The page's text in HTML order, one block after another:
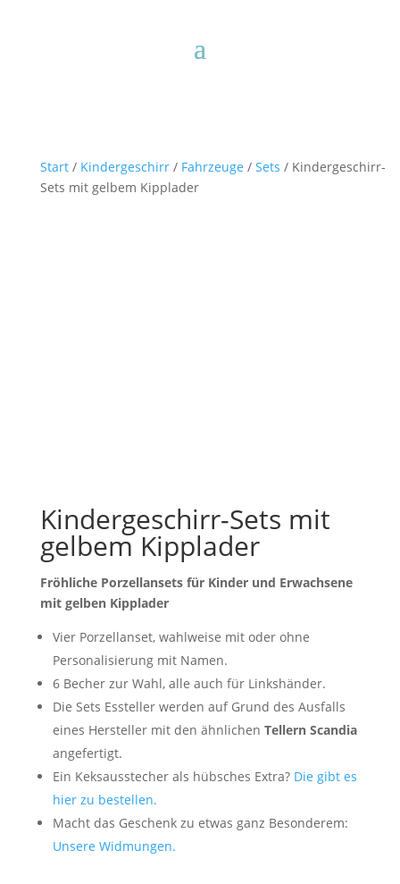
Start/ Kindergeschirr/ Fahrzeuge / Sets / Kindergeschirr-
Sets mit gelbem Kipplader
Kindergeschirr-Sets mit
gelbem Kipplader
Fröhliche Porzellansets für Kinder und Erwachsene
mit gelben Kipplader
Vier Porzellanset, wahlweise mit oder ohne
Personalisierung mit Namen.
6 Becher zur Wahl, alle auch für Linkshänder.
Die Sets Essteller werden auf Grund des Ausfalls
eines Hersteller mit den ähnlichen Tellern Scandia
angefertigt.
Ein Keksausstecher als hübsches Extra? Die gibt es
hier zu bestellen.
Macht das Geschenk zu etwas ganz Besonderem:
Unsere Widmungen.